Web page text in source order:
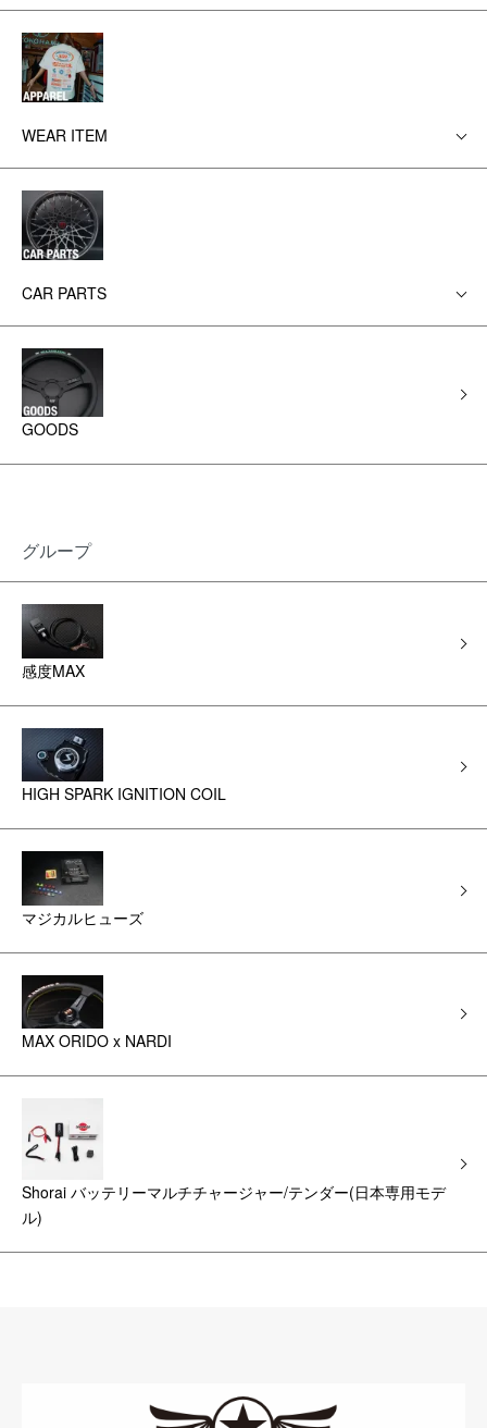
WEAR ITEM
CAR PARTS
GOODS
グループ
感度MAX
HIGH SPARK IGNITION COIL
マジカルヒューズ
MAX ORIDO x NARDI
Shorai バッテリーマルチチャージャー/テンダー(日本専用モデ
ル)